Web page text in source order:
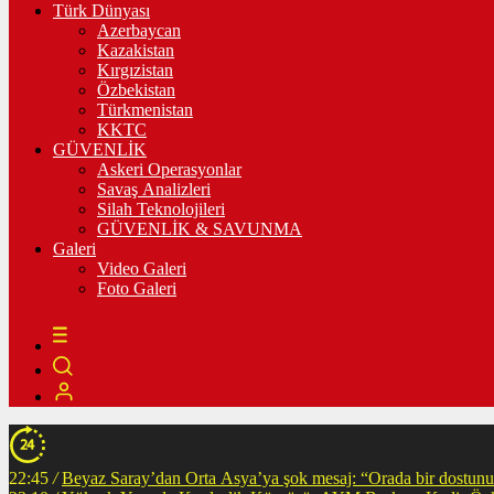
Türk Dünyası
Azerbaycan
Kazakistan
Kırgızistan
Özbekistan
Türkmenistan
KKTC
GÜVENLİK
Askeri Operasyonlar
Savaş Analizleri
Silah Teknolojileri
GÜVENLİK & SAVUNMA
Galeri
Video Galeri
Foto Galeri
22:45 / Beyaz Saray’dan Orta Asya’ya şok mesaj: “Orada bir